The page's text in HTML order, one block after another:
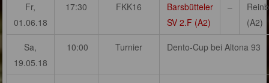
Fr,
01.06.18
17:30 FKK16
Barsbütteler
SV 2.F (A2)
–
(A2)
Sa,
19.05.18
10:00 Turnier Dento-Cup bei Altona 93